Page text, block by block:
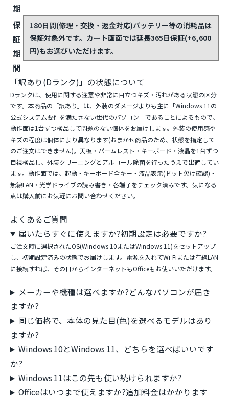
期
保
証
期
間
180日間(修理・交換・返金対応)バッテリー等の消耗品は
保証対象外です。カート画面では延長365日保証(+6,600
円)もお選びいただけます。
「訳あり(Dランク)」の状態について
Dランクは、使用に関する注意や非常に目立つキズ・汚れがある状態の区分
です。本商品の「訳あり」は、外装のダメージよりも主に 「Windows 11の
公式システム要件を満たさない世代のパソコン」であることによるもので、
動作面は1台ずつ検品して問題のない個体をお届けします。外装の使用感や
キズの程度は個体により異なります(おまかせ商品のため、状態を指定して
のご注文はできません)。天板・パームレスト・キーボード・液晶を1台ずつ
目視検品し、外装クリーニングとアルコール除菌を行ったうえで出荷してい
ます。動作面では、起動・キーボード全キー・液晶表示(ドット欠け確認)・
無線LAN・光学ドライブの読み書き・各端子をチェック済みです。気になる
点は購入前にお気軽にお問い合わせください。
よくあるご質問
届いたらすぐに使えますか?初期設定は必要ですか?
ご注文時に選択されたOS(Windows 10またはWindows 11)をセットアップ
し、初期設定済みの状態でお届けします。電源を入れてWi-Fiまたは有線LAN
に接続すれば、その日からインターネットもOfficeもお使いいただけます。
メーカーや機種は選べますか?どんなパソコンが届き
ますか?
同じ価格で、本体の見た目(色)を選べるモデルはあり
ますか?
Windows 10とWindows 11、どちらを選べばいいです
か?
Windows 11はこの先も使い続けられますか?
Officeはいつまで使えますか?追加料金はかかります